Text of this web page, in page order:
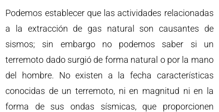
Podemos establecer que las actividades relacionadas
a la extracción de gas natural son causantes de
sismos; sin embargo no podemos saber si un
terremoto dado surgió de forma natural o por la mano
del hombre. No existen a la fecha características
conocidas de un terremoto, ni en magnitud ni en la
forma de sus ondas sísmicas, que proporcionen